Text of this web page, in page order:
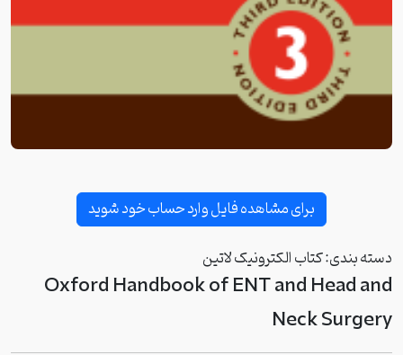
برای مشاهده فایل وارد حساب خود شوید
دسته بندی:کتاب الکترونیک لاتین
Oxford Handbook of ENT and Head and
Neck Surgery